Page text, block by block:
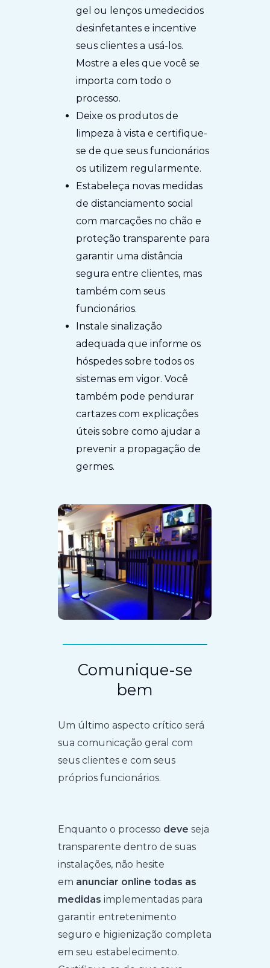
gel ou lenços umedecidos
desinfetantes e incentive
seus clientes a usá-los.
Mostre a eles que você se
importa com todo o
processo.
Deixe os produtos de
limpeza à vista e certifique-
se de que seus funcionários
os utilizem regularmente.
Estabeleça novas medidas
de distanciamento social
com marcações no chão e
proteção transparente para
garantir uma distância
segura entre clientes, mas
também com seus
funcionários.
Instale sinalização
adequada que informe os
hóspedes sobre todos os
sistemas em vigor. Você
também pode pendurar
cartazes com explicações
úteis sobre como ajudar a
prevenir a propagação de
germes.
Comunique-se
bem
Um último aspecto crítico será
sua comunicação geral com
seus clientes e com seus
próprios funcionários.
Enquanto o processo deve seja
transparente dentro de suas
instalações, não hesite
em anunciar online todas as
medidas implementadas para
garantir entretenimento
seguro e higienização completa
em seu estabelecimento.